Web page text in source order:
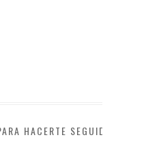
HACERTE SEGUIDOR?